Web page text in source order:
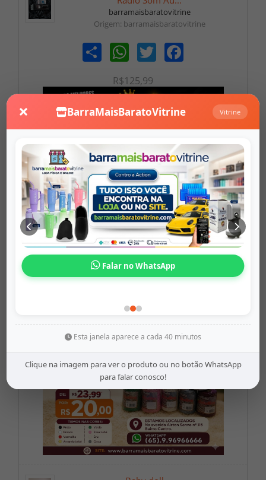
× BarraMaisBaratoVitrine Vitrine
Falar no WhatsApp
Esta janela aparece a cada 40 minutos
Clique na imagem para ver o produto ou no botão WhatsApp
para falar conosco!
barramaisbaratovitrine
Origem: barramaisbaratovitrine
Share WhatsAppTwitter Facebook
R$125,99
LNBF KU Simpl...
barramaisbaratovitrine
Origem: barramaisbaratovitrine
R$26,90